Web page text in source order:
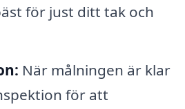
för just ditt tak och
När målningen är klar
för att